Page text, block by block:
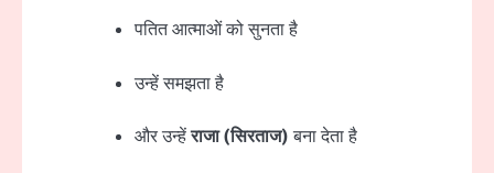
पतित आत्माओं को सुनता है
उन्हें समझता है
और उन्हेंराजा (सिरताज)बना देता है